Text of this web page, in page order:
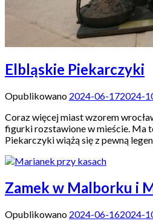
Elbląskie Piekarczyki
Opublikowano 2024-06-172024-
Coraz więcej miast wzorem
figurki rozstawione w mieście. Ma
Piekarczyki wiążą się z pewną
Zamek w Malborku i
Opublikowano 2024-06-162024-